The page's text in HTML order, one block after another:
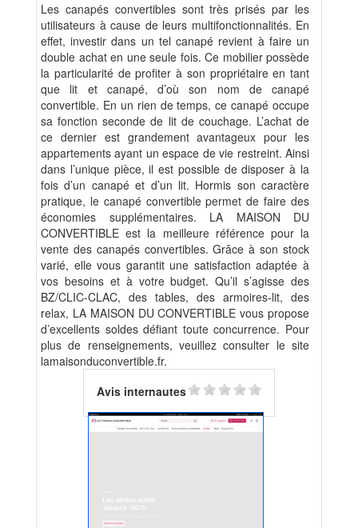
Les canapés convertibles sont très prisés par les
utilisateurs à cause de leurs multifonctionnalités. En
effet, investir dans un tel canapé revient à faire un
double achat en une seule fois. Ce mobilier possède
la particularité de profiter à son propriétaire en tant
que lit et canapé, d’où son nom de canapé
convertible. En un rien de temps, ce canapé occupe
sa fonction seconde de lit de couchage. L’achat de
ce dernier est grandement avantageux pour les
appartements ayant un espace de vie restreint. Ainsi
dans l’unique pièce, il est possible de disposer à la
fois d’un canapé et d’un lit. Hormis son caractère
pratique, le canapé convertible permet de faire des
économies supplémentaires. LA MAISON DU
CONVERTIBLE est la meilleure référence pour la
vente des canapés convertibles. Grâce à son stock
varié, elle vous garantit une satisfaction adaptée à
vos besoins et à votre budget. Qu’il s’agisse des
BZ/CLIC-CLAC, des tables, des armoires-lit, des
relax, LA MAISON DU CONVERTIBLE vous propose
d’excellents soldes défiant toute concurrence. Pour
plus de renseignements, veuillez consulter le site
lamaisonduconvertible.fr.
Avis internautes